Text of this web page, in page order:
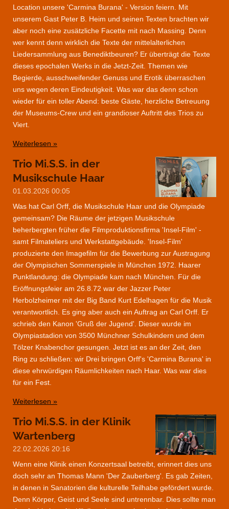
Location unsere 'Carmina Burana' - Version feiern. Mit
unserem Gast Peter B. Heim und seinen Texten brachten wir
aber noch eine zusätzliche Facette mit nach Massing. Denn
wer kennt denn wirklich die Texte der mittelalterlichen
Liedersammlung aus Benediktbeuren? Er überträgt die Texte
dieses epochalen Werks in die Jetzt-Zeit. Themen wie
Begierde, ausschweifender Genuss und Erotik überraschen
uns wegen deren Eindeutigkeit. Was war das denn schon
wieder für ein toller Abend: beste Gäste, herzliche Betreuung
der Museums-Crew und ein grandioser Auftritt des Trios zu
Viert.
Weiterlesen »
Trio Mi.S.S. in der
Musikschule Haar
01.03.2026 00:05
Was hat Carl Orff, die Musikschule Haar und die Olympiade
gemeinsam? Die Räume der jetzigen Musikschule
beherbergten früher die Filmproduktionsfirma 'Insel-Film' -
samt Filmateliers und Werkstattgebäude. 'Insel-Film'
produzierte den Imagefilm für die Bewerbung zur Austragung
der Olympischen Sommerspiele in München 1972. Haarer
Punktlandung: die Olympiade kam nach München. Für die
Eröffnungsfeier am 26.8.72 war der Jazzer Peter
Herbolzheimer mit der Big Band Kurt Edelhagen für die Musik
verantwortlich. Es ging aber auch ein Auftrag an Carl Orff. Er
schrieb den Kanon 'Gruß der Jugend'. Dieser wurde im
Olympiastadion von 3500 Münchner Schulkindern und dem
Tölzer Knabenchor gesungen. Jetzt ist es an der Zeit, den
Ring zu schließen: wir Drei bringen Orff's 'Carmina Burana' in
diese ehrwürdigen Räumlichkeiten nach Haar. Was war dies
für ein Fest.
Weiterlesen »
Trio Mi.S.S. in der Klinik
Wartenberg
22.02.2026 20:16
Wenn eine Klinik einen Konzertsaal betreibt, erinnert dies uns
doch sehr an Thomas Mann 'Der Zauberberg'. Es gab Zeiten,
in denen in Sanatorien die kulturelle Teilhabe gefördert wurde.
Denn Körper, Geist und Seele sind untrennbar. Dies sollte man